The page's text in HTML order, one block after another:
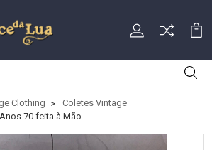
Clothing
Coletes Vintage
70 feita à Mão